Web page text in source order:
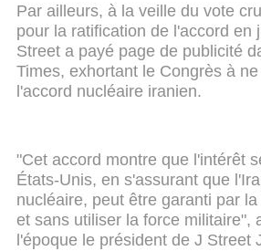
Par ailleurs, à la veille du vote
pour la ratification de l'accord en
Street a payé page de publicité
Times, exhortant le Congrès à
l'accord nucléaire iranien.
"Cet accord montre que l'intérêt
États-Unis, en s'assurant que
nucléaire, peut être garanti par
et sans utiliser la force militaire",
l'époque le président de J Street